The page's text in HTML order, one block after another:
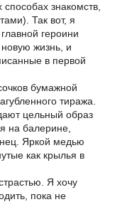
знакомств,
Так вот, я
героини
жизнь, и
в первой
бумажной
тиража.
цельный образ
на балерине,
Яркой медью
как крылья в
Я хочу
пока не